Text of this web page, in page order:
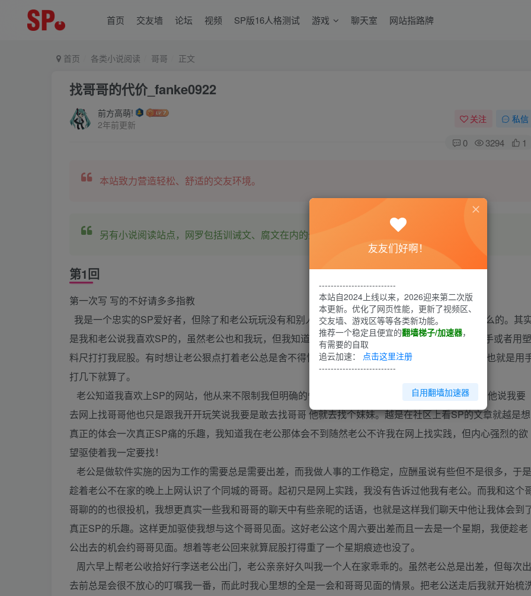
首页 交友墙 论坛 视频 SP版16人格测试 游戏 聊天室 网站指路牌
首页 各类小说阅读 哥哥 正文
找哥哥的代价_fanke0922
前方高萌!
2年前更新
关注 私信
0 3294 1
本站致力营造轻松、舒适的交友环境。
另有小说阅读站点，网罗包括训诫文、腐文在内的全网书源。
第1回
第一次写 写的不好请多多指教
我是一个忠实的SP爱好者，但除了和老公玩玩没有和别人实践过，也只是看看论坛、图片、视频什么的。其
是我和老公说我喜欢SP的，虽然老公也和我玩，但我知道老公不是SP的爱好者只是在我的央求下用手或者用塑
料尺打打我屁股。有时想让老公狠点打着老公总是舍不得怕给我打坏了。就是故意气老公找打，老公也就是用
打几下就算了。
老公知道我喜欢上SP的网站，他从来不限制我但明确的告诉我不许再网上找实践，我也开玩笑的和他说我要
去网上找哥哥他也只是跟我开开玩笑说我要是敢去找哥哥 他就去找个妹妹。越是在社区上看SP的文章就越是想
真正的体会一次真正SP痛的乐趣，我知道我在老公那体会不到随然老公不许我在网上找实践，但内心强烈的欲
望驱使着我一定要找！
老公是做软件实施的因为工作的需要总是需要出差，而我做人事的工作稳定，应酬虽说有些但不是很多，于是
趁着老公不在家的晚上上网认识了个同城的哥哥。起初只是网上实践，我没有告诉过他我有老公。而我和这个
哥聊的的也很投机，我想更真实一些我和哥哥的聊天中有些亲昵的话语，也就是这样我们聊天中他让我体会到
真正SP的乐趣。这样更加驱使我想与这个哥哥见面。这好老公这个周六要出差而且一去是一个星期，我便趁老
公出去的机会约哥哥见面。想着等老公回来就算屁股打得重了一个星期痕迹也没了。
周六早上帮老公收拾好行李送老公出门，老公亲亲好久叫我一个人在家乖乖的。虽然老公总是出差，但每次出
去前总是会很不放心的叮嘱我一番，而此时我心里想的全是一会和哥哥见面的情景。把老公送走后我就开始梳
友友们好啊！
--------------------------
本站自2024上线以来，2026迎来第二次版
本更新。优化了网页性能，更新了视频区、
交友墙、游戏区等等各类新功能。
推荐一个稳定且便宜的翻墙梯子/加速器，
有需要的自取
追云加速： 点击这里注册
--------------------------
自用翻墙加速器